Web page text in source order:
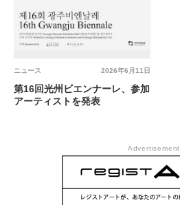
2026年6月11日
ニュース
第16回光州ビエンナーレ、参加
アーティストを発表
Advertisement